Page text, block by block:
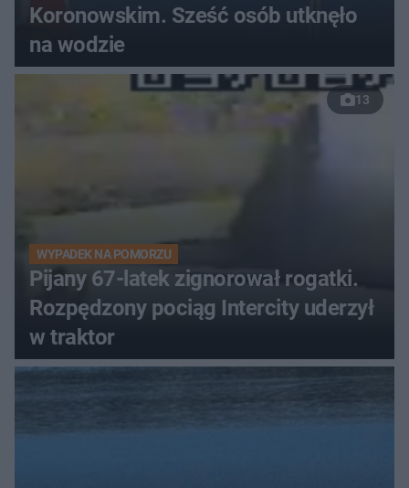
Koronowskim. Sześć osób utknęło
na wodzie
13
WYPADEK NA POMORZU
Pijany 67-latek zignorował rogatki.
Rozpędzony pociąg Intercity uderzył
w traktor